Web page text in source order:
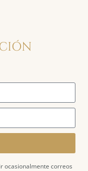
ocasionalmente correos